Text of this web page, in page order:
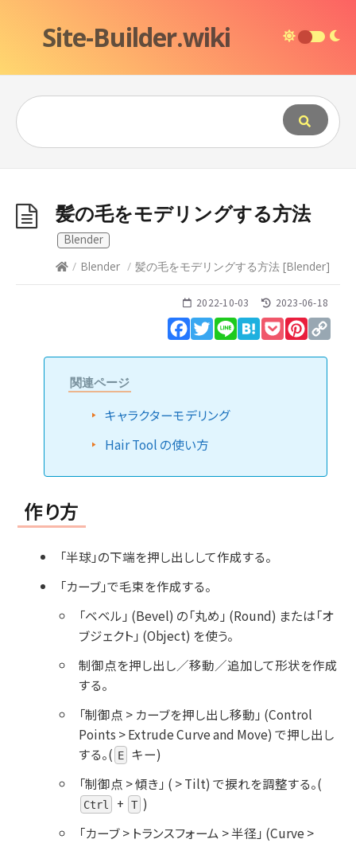
Site-Builder.wiki
髪の毛をモデリングする方法
Blender
/ Blender / 髪の毛をモデリングする方法 [Blender]
2022-10-03 2023-06-18
Facebook
Twitter
Line HatenaPocket
関連ページ
キャラクターモデリング
Hair Tool の使い方
作り方
「半球」の下端を押し出しして作成する。
「カーブ」で毛束を作成する。
「ベベル」 (Bevel) の「丸め」 (Round) または「オ
ブジェクト」 (Object) を使う。
制御点を押し出し／移動／追加して形状を作成
する。
「制御点 > カーブを押し出し移動」 (Control
Points > Extrude Curve and Move) で押し出し
する。( E
キー)
「制御点 > 傾き」 ( > Tilt) で捩れを調整する。(
Ctrl + T )
「カーブ > トランスフォーム > 半径」 (Curve >